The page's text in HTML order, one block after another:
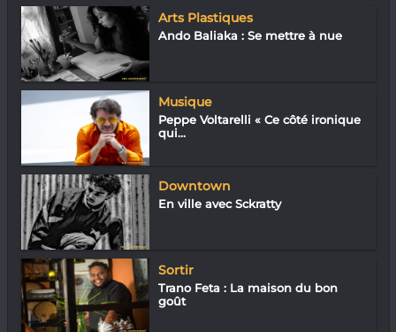
Arts Plastiques
Ando Baliaka : Se mettre à nue
Musique
Peppe Voltarelli « Ce côté ironique
qui...
Downtown
En ville avec Sckratty
Sortir
Trano Feta : La maison du bon
goût